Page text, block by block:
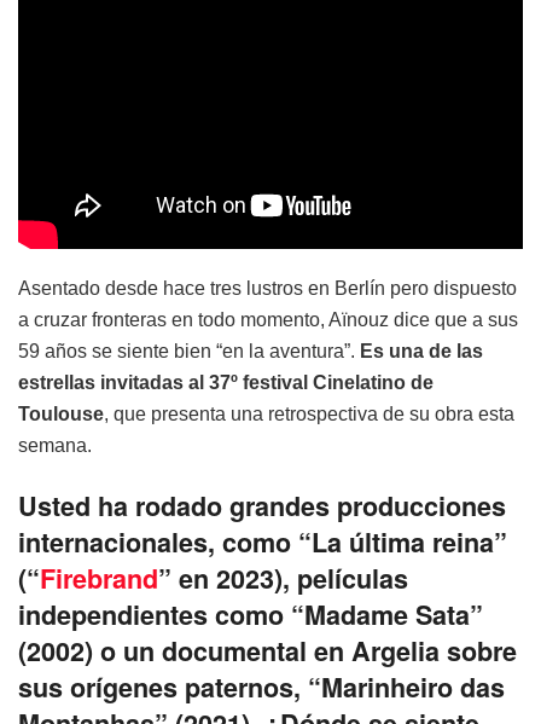
Asentado desde hace tres lustros en Berlín pero dispuesto
a cruzar fronteras en todo momento, Aïnouz dice que a sus
59 años se siente bien “en la aventura”. Es una de las
estrellas invitadas al 37º festival Cinelatino de
Toulouse, que presenta una retrospectiva de su obra esta
semana.
Usted ha rodado grandes producciones
internacionales, como “La última reina”
(“Firebrand” en 2023), películas
independientes como “Madame Sata”
(2002) o un documental en Argelia sobre
sus orígenes paternos, “Marinheiro das